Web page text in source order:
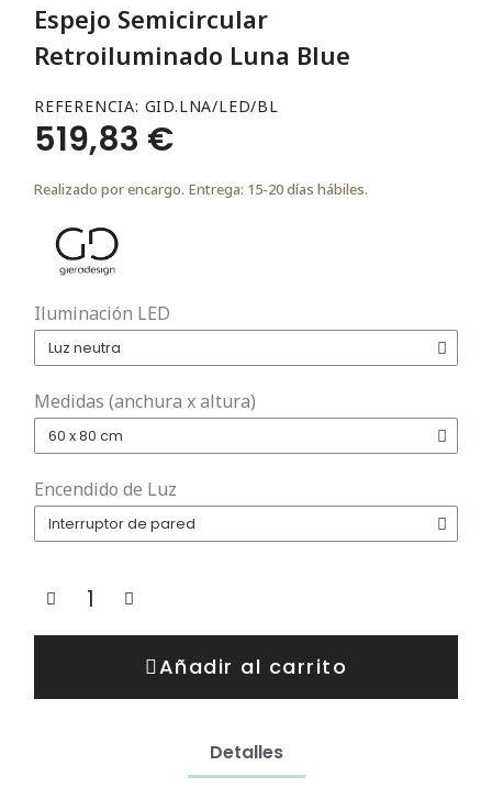
Espejo Semicircular
Retroiluminado Luna Blue
REFERENCIA GID.LNA/LED/BL
519,83 €
Realizado por encargo. Entrega: 15-20 días hábiles.
Iluminación LED
Medidas (anchura x altura)
Encendido de Luz
Añadir al carrito
Detalles